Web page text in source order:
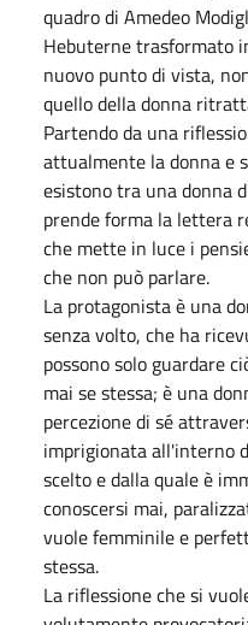
quadro di Amedeo
Hebuterne trasformato
nuovo punto di vista,
quello della donna
Partendo da una
attualmente la donna e
esistono tra una donna
prende forma la lettera
che mette in luce i
che non può parlare.
La protagonista è una
senza volto, che ha
possono solo guardare
mai se stessa; è una
percezione di sé
imprigionata all'interno
scelto e dalla quale è
conoscersi mai,
vuole femminile e
stessa.
La riflessione che si